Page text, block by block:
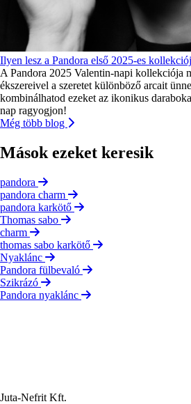
Ilyen lesz a Pandora első 2025-es
A Pandora 2025 Valentin-napi kollekciója
ékszereivel a szeretet különböző arcait
kombinálhatod ezeket az ikonikus
nap ragyogjon!
Még több blog
Mások ezeket keresik
pandora
pandora charm
pandora karkötő
Thomas sabo
charm
thomas sabo karkötő
Nyaklánc
Pandora fülbevaló
Szikrázó
Pandora nyaklánc
Juta-Nefrit Kft.